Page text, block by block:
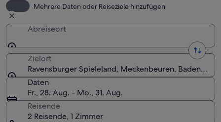
Mehrere Daten oder Reiseziele hinzufügen
Abreiseort
Zielort
Ravensburger Spieleland, Meckenbeuren, Baden-
Daten
Fr., 28. Aug. - Mo., 31. Aug.
Reisende
2 Reisende, 1 Zimmer